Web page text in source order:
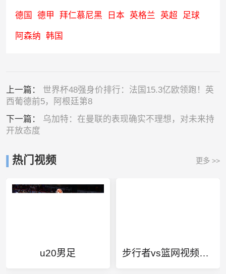
德国 德甲 拜仁慕尼黑 日本 英格兰 英超 足球
阿森纳 韩国
上一篇： 世界杯48强身价排行：法国15.3亿欧领跑！英
西葡德前5，阿根廷第8
下一篇： 乌加特：在曼联的表现确实不理想，对未来持
开放态度
热门视频 更多 >>
u20男足 步行者vs篮网视频回放